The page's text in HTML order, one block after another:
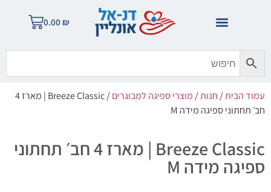
0.00 ₪
עמוד הבית/חנות/מוצרי ספיגה למבוגרים
/ Breeze Classic | מארז 4
חב׳ תחתוני ספיגה מידה M
Breeze Classic | מארז 4 חב׳ תחתוני
ספיגה מידה M